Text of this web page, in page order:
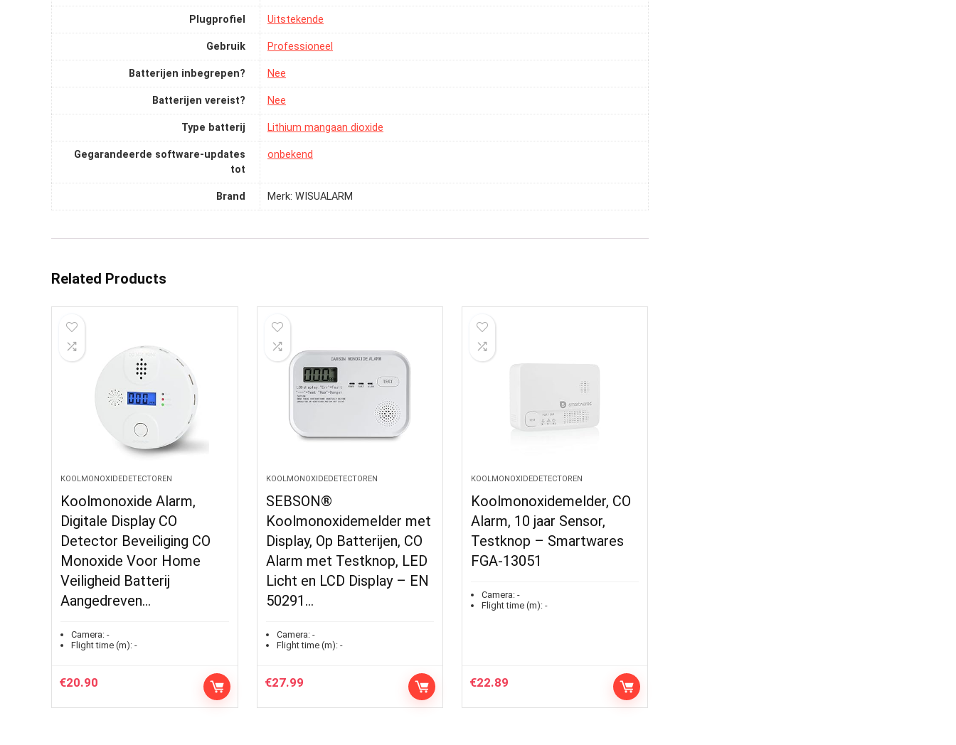
Plugprofiel ‎Uitstekende
Gebruik ‎Professioneel
Batterijen inbegrepen? ‎Nee
Batterijen vereist? ‎Nee
Type batterij ‎Lithium mangaan dioxide
Gegarandeerde software-updates
tot
‎onbekend
Brand Merk: WISUALARM
Related Products
KOOLMONOXIDEDETECTOREN
Koolmonoxide Alarm,
Digitale Display CO
Detector Beveiliging CO
Monoxide Voor Home
Veiligheid Batterij
Aangedreven…
Camera: -
Flight time (m): -
€20.90
KOOLMONOXIDEDETECTOREN
SEBSON®
Koolmonoxidemelder met
Display, Op Batterijen, CO
Alarm met Testknop, LED
Licht en LCD Display – EN
50291…
Camera:-
Flight time (m):-
€27.99
KOOLMONOXIDEDETECTOREN
Koolmonoxidemelder, CO
Alarm, 10 jaar Sensor,
Testknop – Smartwares
FGA-13051
Camera: -
Flight time (m): -
€22.89